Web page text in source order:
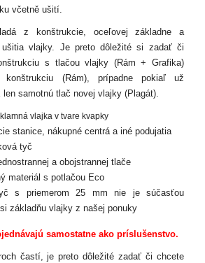
včetně ušití.
z konštrukcie, oceľovej základne a
vlajky. Je preto dôležité si zadať či
s tlačou vlajky (Rám + Grafika)
(Rám), prípadne pokiaľ už
samotnú tlač novej vlajky (Plagát).
vlajka v tvare kvapky
stanice, nákupné centrá a iné podujatia
tyč
a obojstrannej tlače
materiál s potlačou Eco
s priemerom 25 mm nie je súčasťou
základňu vlajky z našej ponuky
samostatne ako príslušenstvo.
častí, je preto dôležité zadať či chcete